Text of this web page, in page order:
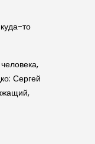
то
Сергей